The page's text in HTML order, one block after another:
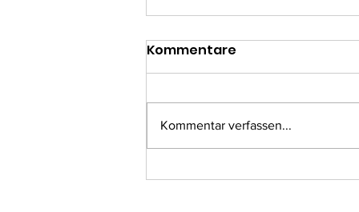
Kommentare
Kommentar verfassen...